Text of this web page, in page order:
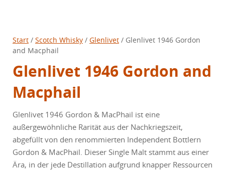
Start / Scotch Whisky / Glenlivet / Glenlivet 1946 Gordon
and Macphail
Glenlivet 1946 Gordon and
Macphail
Glenlivet 1946 Gordon & MacPhail ist eine
außergewöhnliche Rarität aus der Nachkriegszeit,
abgefüllt von den renommierten Independent Bottlern
Gordon & MacPhail. Dieser Single Malt stammt aus einer
Ära, in der jede Destillation aufgrund knapper Ressourcen